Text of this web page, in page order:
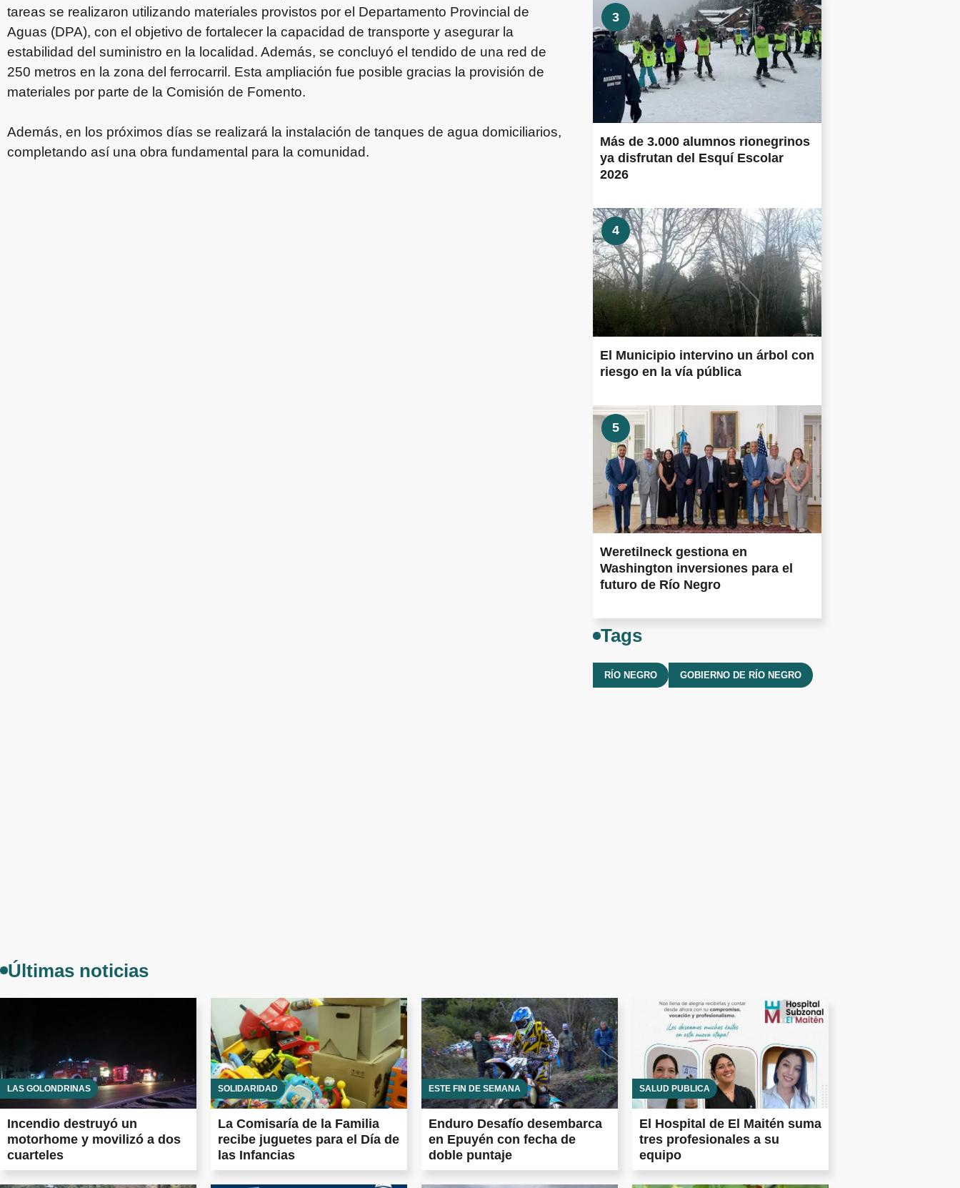
tareas se realizaron utilizando materiales provistos por el Departamento Provincial de
Aguas (DPA), con el objetivo de fortalecer la capacidad de transporte y asegurar la
estabilidad del suministro en la localidad. Además, se concluyó el tendido de una red de
250 metros en la zona del ferrocarril. Esta ampliación fue posible gracias la provisión de
materiales por parte de la Comisión de Fomento.
Además, en los próximos días se realizará la instalación de tanques de agua domiciliarios,
completando así una obra fundamental para la comunidad.
3
Más de 3.000 alumnos rionegrinos
ya disfrutan del Esquí Escolar
2026
4
El Municipio intervino un árbol con
riesgo en la vía pública
5
Weretilneck gestiona en
Washington inversiones para el
futuro de Río Negro
Tags
RÍO NEGRO GOBIERNO DE RÍO NEGRO
Últimas noticias
LAS GOLONDRINAS
Incendio destruyó un
motorhome y movilizó a dos
cuarteles
SOLIDARIDAD
La Comisaría de la Familia
recibe juguetes para el Día de
las Infancias
ESTE FIN DE SEMANA
Enduro Desafío desembarca
en Epuyén con fecha de
doble puntaje
SALUD PÚBLICA
El Hospital de El Maitén suma
tres profesionales a su
equipo